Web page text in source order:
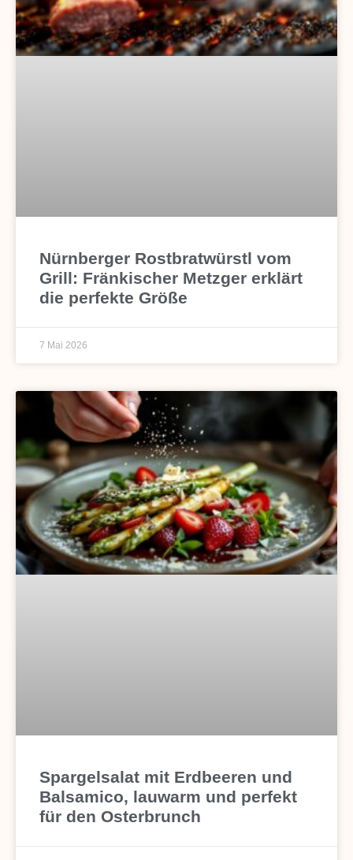
Nürnberger Rostbratwürstl vom
Grill: Fränkischer Metzger erklärt
die perfekte Größe
7 Mai 2026
Spargelsalat mit Erdbeeren und
Balsamico, lauwarm und perfekt
für den Osterbrunch